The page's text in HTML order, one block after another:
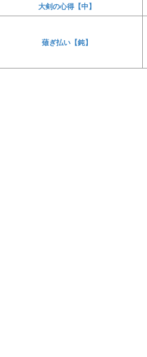
大剣の心得【中】
薙ぎ払い【鈍】